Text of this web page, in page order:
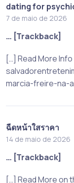
dating for
7 de maio de 2026
… [Trackback]
[…] Read More
marcia-freire-na-
ฉีดหน้าใสราคา
14 de maio de 2026
… [Trackback]
[…] Read More on